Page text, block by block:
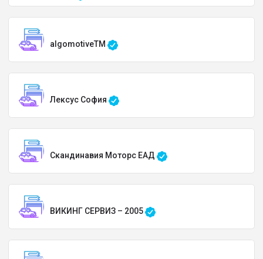
algomotiveTM
Лексус София
Скандинавия Моторс ЕАД
ВИКИНГ СЕРВИЗ – 2005